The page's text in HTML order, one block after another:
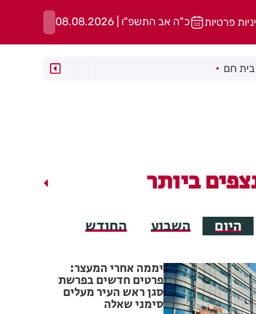
פרטיות כ"ה אב התשפ"ו | 08.08.2026
חם
ביותר
היום השבוע החודש
יממה אחרי המעצר:
פרטים חדשים בפרשת
סגן ראש העיר מעלים
סימני שאלה